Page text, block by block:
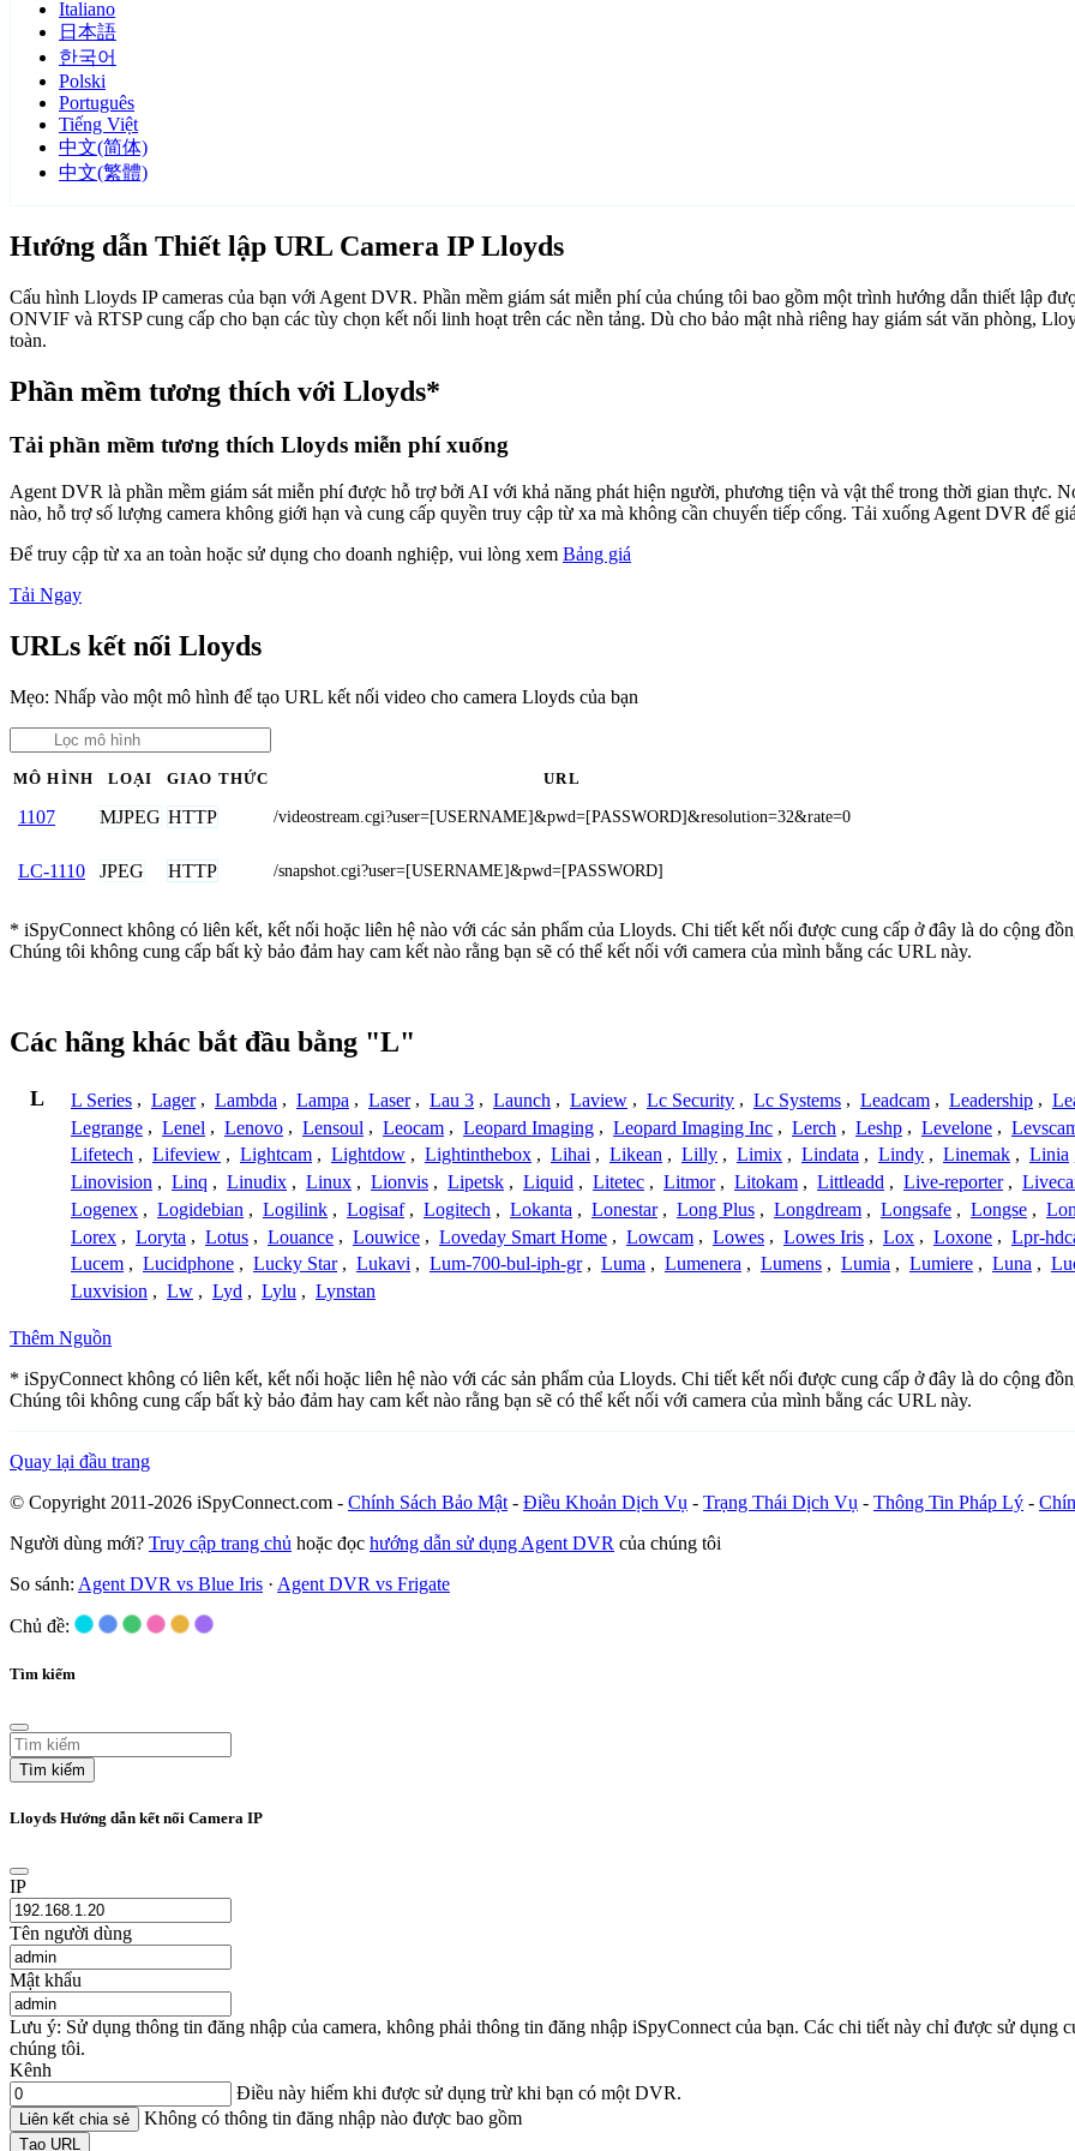
Italiano
日本語
한국어
Polski
Português
Tiếng Việt
中文(简体)
中文(繁體)
Hướng dẫn Thiết lập URL Camera IP Lloyds
Cấu hình Lloyds IP cameras của bạn với Agent DVR. Phần mềm giám sát miễn phí của chúng tôi bao gồm một trình hướng dẫn thiết lập
ONVIF và RTSP cung cấp cho bạn các tùy chọn kết nối linh hoạt trên các nền tảng. Dù cho bảo mật nhà riêng hay giám sát văn phòng,
toàn.
Phần mềm tương thích với Lloyds*
Tải phần mềm tương thích Lloyds miễn phí xuống
Agent DVR là phần mềm giám sát miễn phí được hỗ trợ bởi AI với khả năng phát hiện người, phương tiện và vật thể trong thời gian thực.
nào, hỗ trợ số lượng camera không giới hạn và cung cấp quyền truy cập từ xa mà không cần chuyển tiếp cổng. Tải xuống Agent DVR để
Để truy cập từ xa an toàn hoặc sử dụng cho doanh nghiệp, vui lòng xem Bảng giá
Tải Ngay
URLs kết nối Lloyds
Mẹo: Nhấp vào một mô hình để tạo URL kết nối video cho camera Lloyds của bạn
MÔ HÌNH LOẠI GIAO THỨC URL
1107 MJPEG HTTP /videostream.cgi?user=[USERNAME]&pwd=[PASSWORD]&resolution=32&rate=0
LC-1110 JPEG HTTP /snapshot.cgi?user=[USERNAME]&pwd=[PASSWORD]
* iSpyConnect không có liên kết, kết nối hoặc liên hệ nào với các sản phẩm của Lloyds. Chi tiết kết nối được cung cấp ở đây là do cộng
Chúng tôi không cung cấp bất kỳ bảo đảm hay cam kết nào rằng bạn sẽ có thể kết nối với camera của mình bằng các URL này.
Các hãng khác bắt đầu bằng "L"
L L Series , Lager , Lambda , Lampa , Laser , Lau 3 , Launch , Laview , Lc Security , Lc Systems , Leadcam , Leadership ,
Legrange , Lenel , Lenovo , Lensoul , Leocam , Leopard Imaging , Leopard Imaging Inc , Lerch , Leshp , Levelone ,
Lifetech , Lifeview , Lightcam , Lightdow , Lightinthebox , Lihai , Likean , Lilly , Limix , Lindata , Lindy , Linemak , Linia
Linovision , Linq , Linudix , Linux , Lionvis , Lipetsk , Liquid , Litetec , Litmor , Litokam , Littleadd , Live-reporter ,
Logenex , Logidebian , Logilink , Logisaf , Logitech , Lokanta , Lonestar , Long Plus , Longdream , Longsafe , Longse ,
Lorex , Loryta , Lotus , Louance , Louwice , Loveday Smart Home , Lowcam , Lowes , Lowes Iris , Lox , Loxone , Lpr-
Lucem , Lucidphone , Lucky Star , Lukavi , Lum-700-bul-iph-gr , Luma , Lumenera , Lumens , Lumia , Lumiere , Luna ,
Luxvision , Lw , Lyd , Lylu , Lynstan
Thêm Nguồn
* iSpyConnect không có liên kết, kết nối hoặc liên hệ nào với các sản phẩm của Lloyds. Chi tiết kết nối được cung cấp ở đây là do cộng
Chúng tôi không cung cấp bất kỳ bảo đảm hay cam kết nào rằng bạn sẽ có thể kết nối với camera của mình bằng các URL này.
Quay lại đầu trang
© Copyright 2011-2026 iSpyConnect.com - Chính Sách Bảo Mật - Điều Khoản Dịch Vụ - Trạng Thái Dịch Vụ - Thông Tin Pháp Lý -
Người dùng mới? Truy cập trang chủ hoặc đọc hướng dẫn sử dụng Agent DVR của chúng tôi
So sánh: Agent DVR vs Blue Iris · Agent DVR vs Frigate
Chủ đề:
Tìm kiếm
Tìm kiếm
Lloyds Hướng dẫn kết nối Camera IP
IP
Tên người dùng
Mật khẩu
Lưu ý: Sử dụng thông tin đăng nhập của camera, không phải thông tin đăng nhập iSpyConnect của bạn. Các chi tiết này chỉ được sử dụng
chúng tôi.
Kênh
Điều này hiếm khi được sử dụng trừ khi bạn có một DVR.
Liên kết chia sẻ Không có thông tin đăng nhập nào được bao gồm
Tạo URL